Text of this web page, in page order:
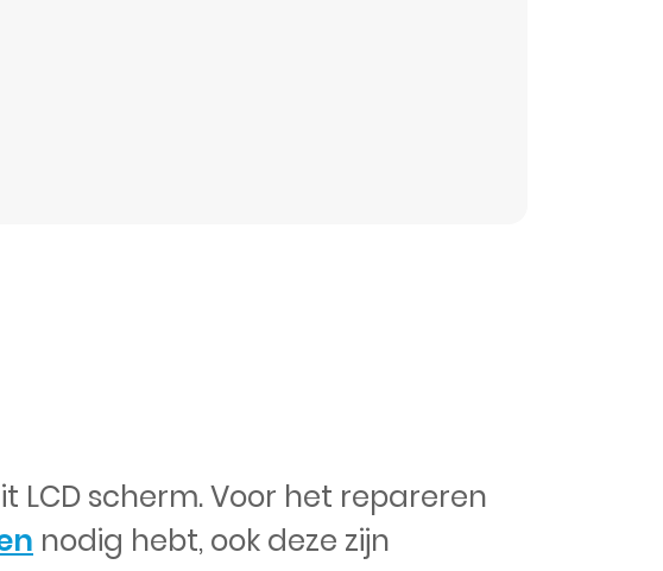
LCD scherm. Voor het repareren
nodig hebt, ook deze zijn